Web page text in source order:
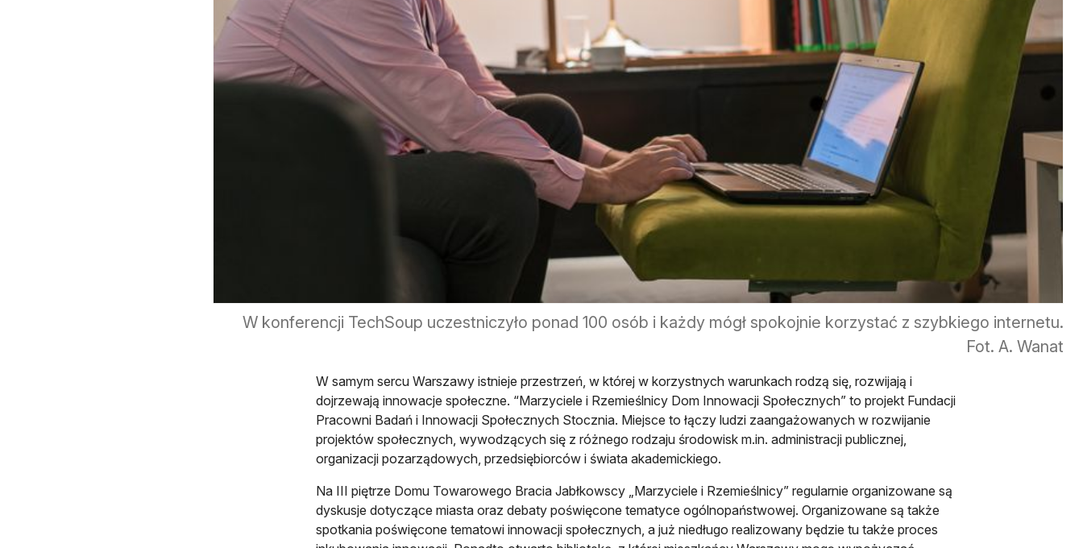
W konferencji TechSoup uczestniczyło ponad 100 osób i każdy mógł spokojnie korzystać z szybkiego internetu.
Fot. A. Wanat
W samym sercu Warszawy istnieje przestrzeń, w której w korzystnych warunkach rodzą się, rozwijają i
dojrzewają innowacje społeczne. “Marzyciele i Rzemieślnicy Dom Innowacji Społecznych” to projekt Fundacji
Pracowni Badań i Innowacji Społecznych Stocznia. Miejsce to łączy ludzi zaangażowanych w rozwijanie
projektów społecznych, wywodzących się z różnego rodzaju środowisk m.in. administracji publicznej,
organizacji pozarządowych, przedsiębiorców i świata akademickiego.
Na III piętrze Domu Towarowego Bracia Jabłkowscy „Marzyciele i Rzemieślnicy” regularnie organizowane są
dyskusje dotyczące miasta oraz debaty poświęcone tematyce ogólnopaństwowej. Organizowane są także
spotkania poświęcone tematowi innowacji społecznych, a już niedługo realizowany będzie tu także proces